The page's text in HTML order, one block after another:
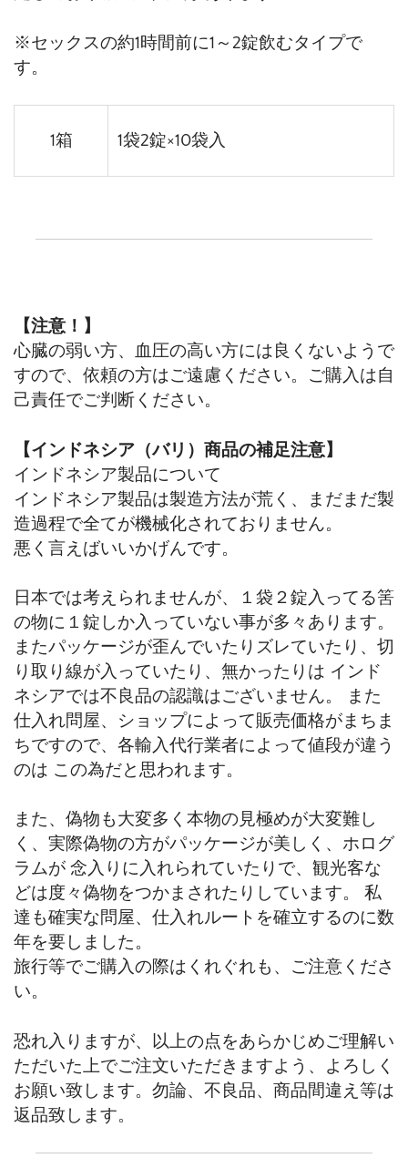
※セックスの約1時間前に1～2錠飲むタイプで
す。
1箱 1袋2錠×10袋入
【注意！】
心臓の弱い方、血圧の高い方には良くないようで
すので、依頼の方はご遠慮ください。ご購入は自
己責任でご判断ください。
【インドネシア（バリ）商品の補足注意】
インドネシア製品について
インドネシア製品は製造方法が荒く、まだまだ製
造過程で全てが機械化されておりません。
悪く言えばいいかげんです。
日本では考えられませんが、１袋２錠入ってる筈
の物に１錠しか入っていない事が多々あります。
またパッケージが歪んでいたりズレていたり、切
り取り線が入っていたり、無かったりは インド
ネシアでは不良品の認識はございません。 また
仕入れ問屋、ショップによって販売価格がまちま
ちですので、各輸入代行業者によって値段が違う
のは この為だと思われます。
また、偽物も大変多く本物の見極めが大変難し
く、実際偽物の方がパッケージが美しく、ホログ
ラムが 念入りに入れられていたりで、観光客な
どは度々偽物をつかまされたりしています。 私
達も確実な問屋、仕入れルートを確立するのに数
年を要しました。
旅行等でご購入の際はくれぐれも、ご注意くださ
い。
恐れ入りますが、以上の点をあらかじめご理解い
ただいた上でご注文いただきますよう、よろしく
お願い致します。勿論、不良品、商品間違え等は
返品致します。